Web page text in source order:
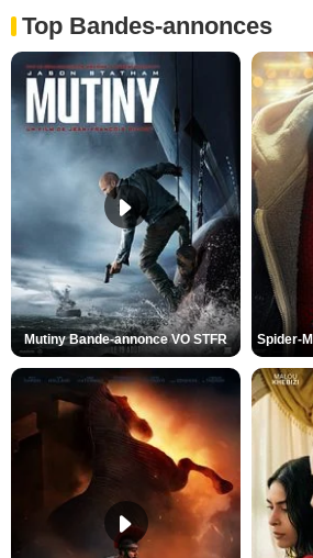
Top Bandes-annonces
Mutiny Bande-annonce VO STFR